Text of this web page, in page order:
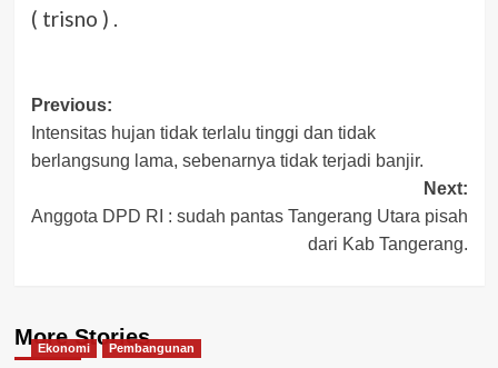
( trisno ) .
Post
navigation
Previous:
Intensitas hujan tidak terlalu tinggi dan tidak
berlangsung lama, sebenarnya tidak terjadi banjir.
Next:
Anggota DPD RI : sudah pantas Tangerang Utara pisah
dari Kab Tangerang.
More Stories
Ekonomi Pembangunan